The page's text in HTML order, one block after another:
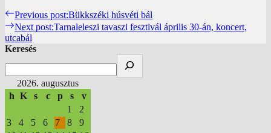
Previous post:Bükkszéki húsvéti bál
Next post:Tarnaleleszi tavaszi fesztivál április 30-án, koncert,
utcabál
Keresés
2026. augusztus
h K s c p s
v
1
2
3
4 5 6 7 8
9